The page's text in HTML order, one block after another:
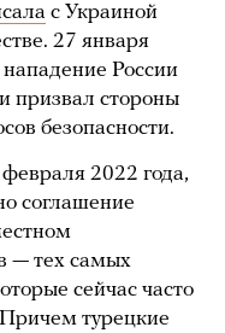
с Украиной
27 января
нападение России
призвал стороны
безопасности.
2022 года,
соглашение
— тех самых
сейчас часто
турецкие